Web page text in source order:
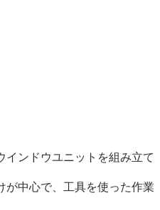
インドウユニットを組み立て
が中心で、工具を使った作業